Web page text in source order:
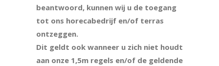
beantwoord, kunnen wij u de toegang
tot ons horecabedrijf en/of terras
ontzeggen.
Dit geldt ook wanneer u zich niet houdt
aan onze 1,5m regels en/of de geldende